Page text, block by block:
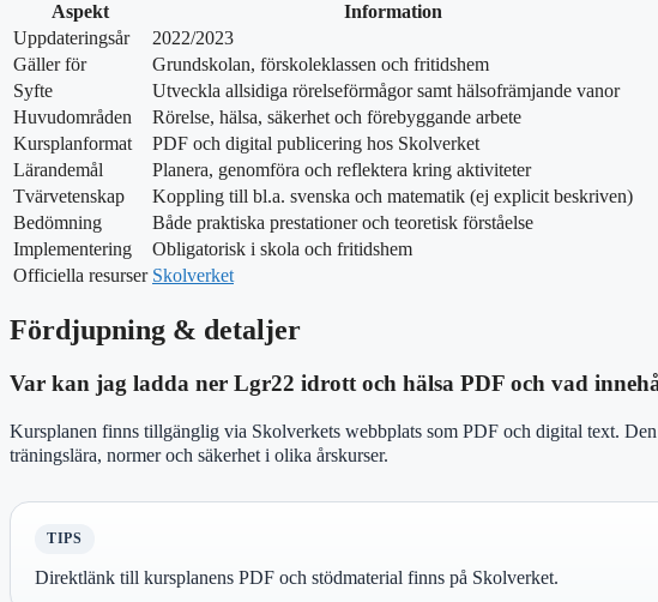
Aspekt
Information
Uppdateringsår
2022/2023
Gäller för
Grundskolan, förskoleklassen och fritidshem
Syfte
Utveckla allsidiga rörelseförmågor samt hälsofrämjande vanor
Huvudområden
Rörelse, hälsa, säkerhet och förebyggande arbete
Kursplanformat
PDF och digital publicering hos Skolverket
Lärandemål
Planera, genomföra och reflektera kring aktiviteter
Tvärvetenskap
Koppling till bl.a. svenska och matematik (ej explicit beskriven)
Bedömning
Både praktiska prestationer och teoretisk förståelse
Implementering
Obligatorisk i skola och fritidshem
Officiella resurser Skolverket
Fördjupning & detaljer
Var kan jag ladda ner Lgr22 idrott och hälsa PDF och vad
Kursplanen finns tillgänglig via Skolverkets webbplats som PDF och digital text.
träningslära, normer och säkerhet i olika årskurser.
TIPS
Direktlänk till kursplanens PDF och stödmaterial finns på Skolverket.